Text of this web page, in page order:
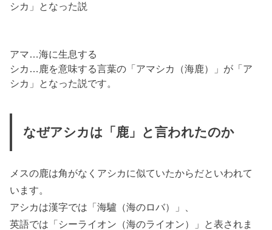
シカ」となった説
アマ…海に生息する
シカ…鹿を意味する言葉の「アマシカ（海鹿）」が「ア
シカ」となった説です。
なぜアシカは「鹿」と言われたのか
メスの鹿は角がなくアシカに似ていたからだといわれて
います。
アシカは漢字では「海驢（海のロバ）」、
英語では「シーライオン（海のライオン）」と表されま